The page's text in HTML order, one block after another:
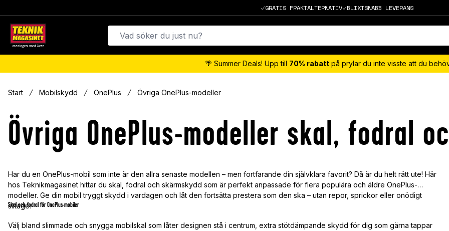
GRATIS FRAKTALTERNATIV BLIXTSNABB LEVERANS
🌴 Summer Deals! Upp till 70% rabatt på prylar du inte visste att du
Start Mobilskydd OnePlus Övriga OnePlus-modeller
Övriga OnePlus-modeller skal, fodral
Har du en OnePlus-mobil som inte är den allra senaste modellen – men fortfarande din självklara favorit? Då är du helt rätt ute! Här
hos Teknikmagasinet hittar du skal, fodral och skärmskydd som är perfekt anpassade för flera populära och äldre OnePlus-
modeller. Ge din mobil tryggt skydd i vardagen och låt den fortsätta prestera som den ska – utan repor, sprickor eller onödigt
slitage.
Skal och fodral för OnePlus-mobiler
Välj bland slimmade och snygga mobilskal som låter designen stå i centrum, extra stötdämpande skydd för dig som gärna tappar